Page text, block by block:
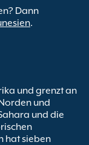
Dann
.
und grenzt an
und
und die
hat sieben